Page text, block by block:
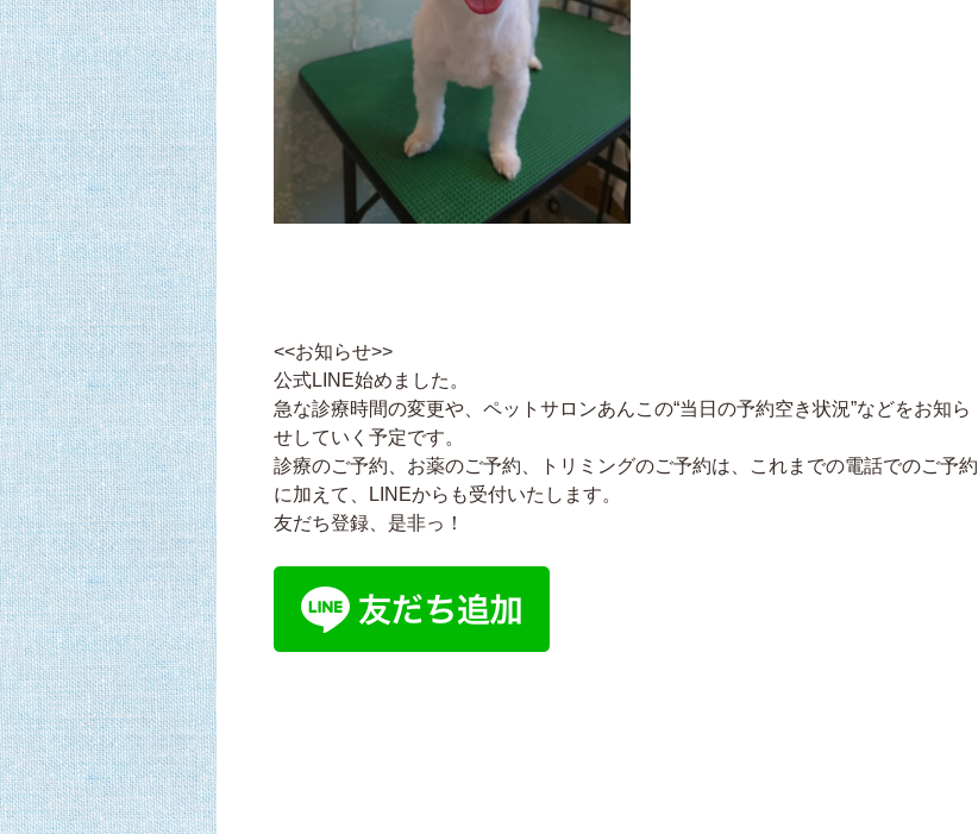
<<お知らせ>>
公式LINE始めました。
急な診療時間の変更や、ペットサロンあんこの“当日の予約空き状況”などをお知ら
せしていく予定です。
診療のご予約、お薬のご予約、トリミングのご予約は、これまでの電話でのご予約
に加えて、LINEからも受付いたします。
友だち登録、是非っ！